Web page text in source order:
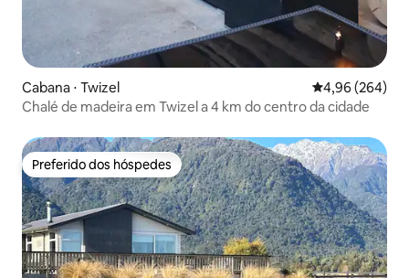
Cabana ⋅ Twizel 4,96 de uma
4,96 (264)
Chalé de madeira em Twizel a 4 km do centro da cidade
Preferido dos hóspedes
Preferido dos hóspedes